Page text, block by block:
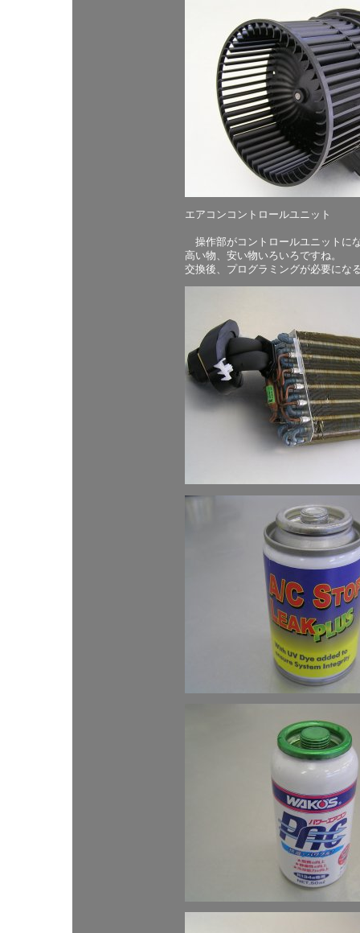
エアコンコントロールユニット
操作部がコントロールユニットに
高い物、安い物いろいろですね。
交換後、プログラミングが必要に